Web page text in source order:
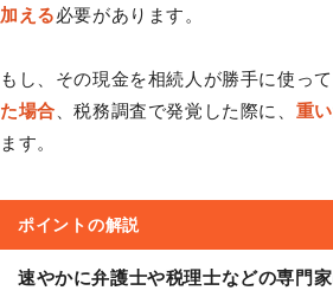
加える必要があります。
もし、その現金を相続人が勝手に使って
た場合 、税務調査で発覚した際に、 重
ます。
ポイントの解説
速やかに弁護士や税理士などの専門